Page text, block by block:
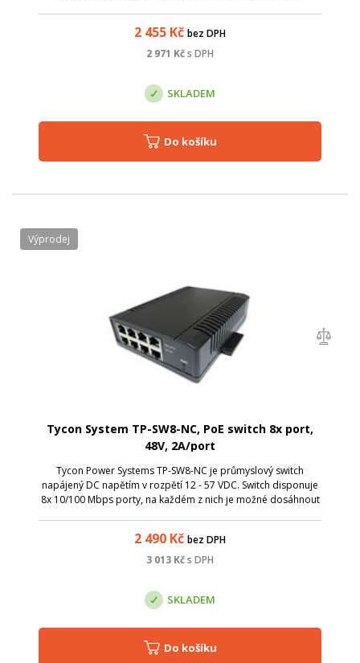
2 455 Kč bez DPH
2 971 Kčs DPH
SKLADEM
Do košíku
Tycon System TP-SW8-NC, PoE switch 8x port,
48V, 2A/port
Tycon Power Systems TP-SW8-NC je průmyslový switch
napájený DC napětím v rozpětí 12 - 57 VDC. Switch disponuje
8x 10/100 Mbps porty, na každém z nich je možné dosáhnout
2 490 Kč bez DPH
3 013 Kčs DPH
Výprodej
SKLADEM
Do košíku